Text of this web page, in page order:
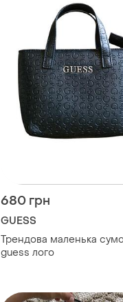
680 грн
GUESS
Трендова маленька
guess лого